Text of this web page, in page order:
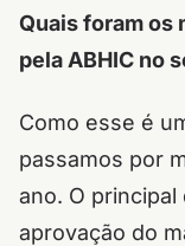
Quais foram os
pela ABHIC no
Como esse é
passamos por
ano. O
aprovação do